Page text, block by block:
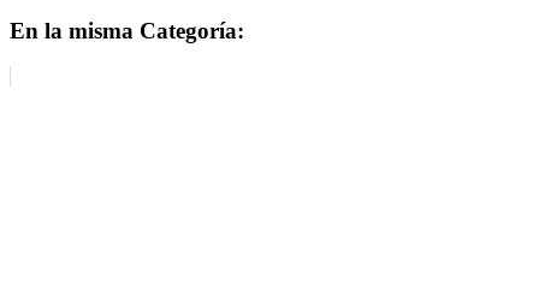
En la misma Categoría: